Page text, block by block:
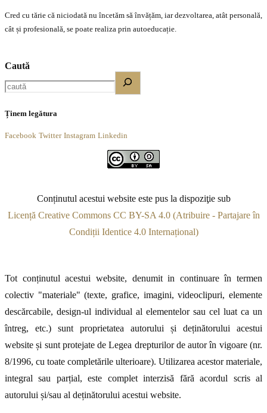
Cred cu tărie că niciodată nu încetăm să învățăm, iar dezvoltarea, atât personală,
cât și profesională, se poate realiza prin autoeducație.
Caută
Ținem legătura
Facebook Twitter Instagram Linkedin
Conținutul acestui website este pus la dispoziţie sub
Licență Creative Commons CC BY-SA 4.0 (Atribuire - Partajare în
Condiții Identice 4.0 Internațional)
Tot conținutul acestui website, denumit in continuare în termen
colectiv "materiale" (texte, grafice, imagini, videoclipuri, elemente
descărcabile, design-ul individual al elementelor sau cel luat ca un
întreg, etc.) sunt proprietatea autorului și deținătorului acestui
website și sunt protejate de Legea drepturilor de autor în vigoare (nr.
8/1996, cu toate completările ulterioare). Utilizarea acestor materiale,
integral sau parțial, este complet interzisă fără acordul scris al
autorului și/sau al deținătorului acestui website.